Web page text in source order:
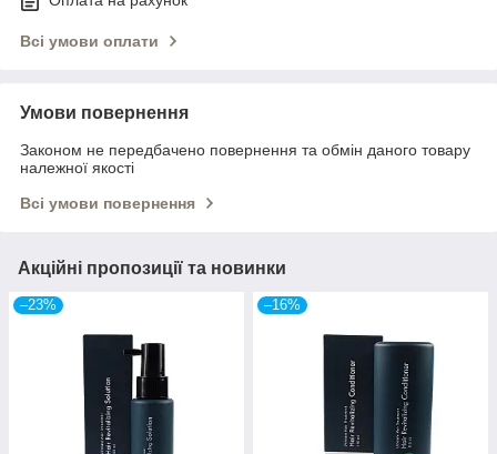
Всі умови оплати
Умови повернення
Законом не передбачено повернення та обмін даного товару
належної якості
Всі умови повернення
Акційні пропозиції та новинки
–23% –16%